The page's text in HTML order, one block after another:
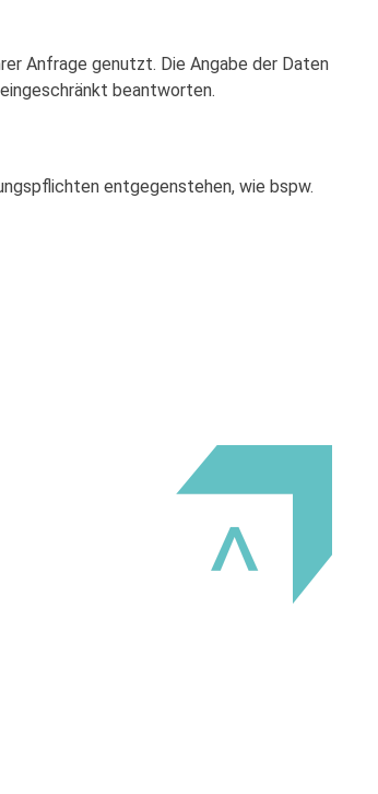
Anfrage genutzt. Die Angabe der Daten
beantworten.
entgegenstehen, wie bspw.